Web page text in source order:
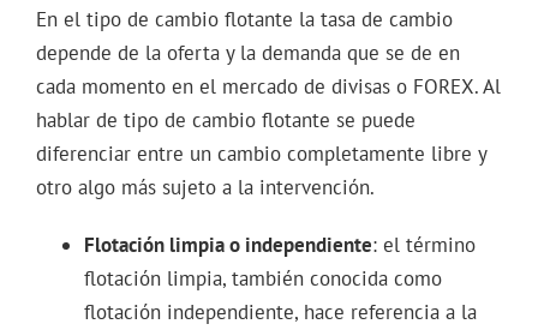
En el tipo de cambio flotante la tasa de cambio
depende de la oferta y la demanda que se de en
cada momento en el mercado de divisas o FOREX. Al
hablar de tipo de cambio flotante se puede
diferenciar entre un cambio completamente libre y
otro algo más sujeto a la intervención.
Flotación limpia o independiente: el término
flotación limpia, también conocida como
flotación independiente, hace referencia a la